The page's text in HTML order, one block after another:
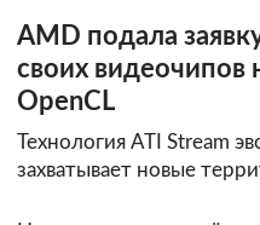
AMD подала
своих видеочипов
OpenCL
Технология ATI Stream
захватывает новые